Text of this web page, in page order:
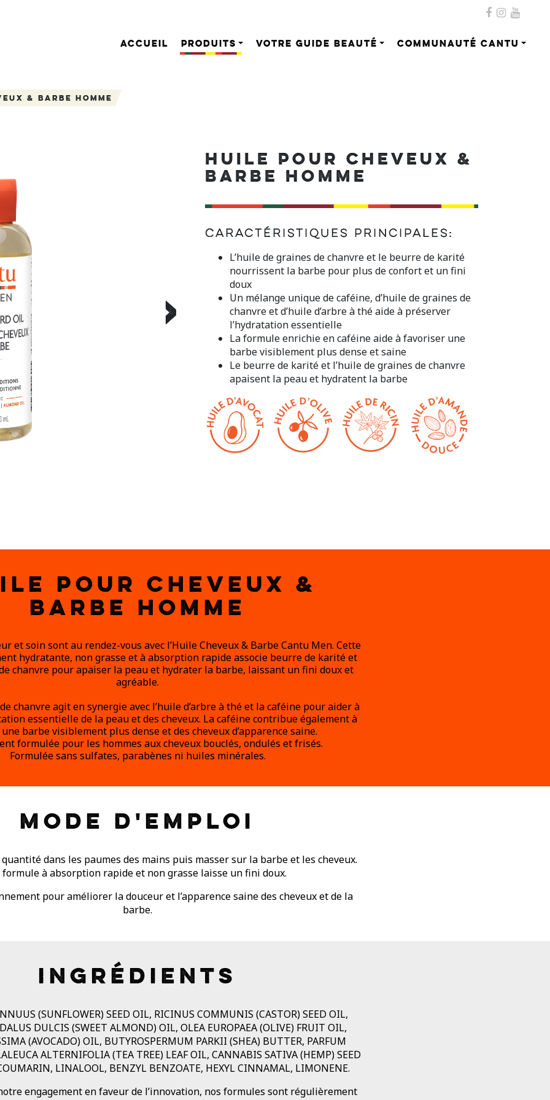
ACCUEIL PRODUITS VOTRE GUIDE BEAUTÉ COMMUNAUTÉ CANTU
& Barbe Homme
›
HUILE POUR CHEVEUX &
BARBE HOMME
Caractéristiques principales:
L’huile de graines de chanvre et le beurre de karité
nourrissent la barbe pour plus de confort et un fini
doux
Un mélange unique de caféine, d’huile de graines de
chanvre et d’huile d’arbre à thé aide à préserver
l’hydratation essentielle
La formule enrichie en caféine aide à favoriser une
barbe visiblement plus dense et saine
Le beurre de karité et l’huile de graines de chanvre
apaisent la peau et hydratent la barbe
POUR CHEVEUX &
BARBE HOMME
et soin sont au rendez-vous avec l’Huile Cheveux & Barbe Cantu Men. Cette
hydratante, non grasse et à absorption rapide associe beurre de karité et
chanvre pour apaiser la peau et hydrater la barbe, laissant un fini doux et
agréable.
chanvre agit en synergie avec l’huile d’arbre à thé et la caféine pour aider à
essentielle de la peau et des cheveux. La caféine contribue également à
barbe visiblement plus dense et des cheveux d’apparence saine.
formulée pour les hommes aux cheveux bouclés, ondulés et frisés.
Formulée sans sulfates, parabènes ni huiles minérales.
MODE D'EMPLOI
dans les paumes des mains puis masser sur la barbe et les cheveux.
formule à absorption rapide et non grasse laisse un fini doux.
pour améliorer la douceur et l’apparence saine des cheveux et de la
barbe.
INGRÉDIENTS
(SUNFLOWER) SEED OIL, RICINUS COMMUNIS (CASTOR) SEED OIL,
DULCIS (SWEET ALMOND) OIL, OLEA EUROPAEA (OLIVE) FRUIT OIL,
(AVOCADO) OIL, BUTYROSPERMUM PARKII (SHEA) BUTTER, PARFUM
ALTERNIFOLIA (TEA TREE) LEAF OIL, CANNABIS SATIVA (HEMP) SEED
LINALOOL, BENZYL BENZOATE, HEXYL CINNAMAL, LIMONENE.
engagement en faveur de l’innovation, nos formules sont régulièrement